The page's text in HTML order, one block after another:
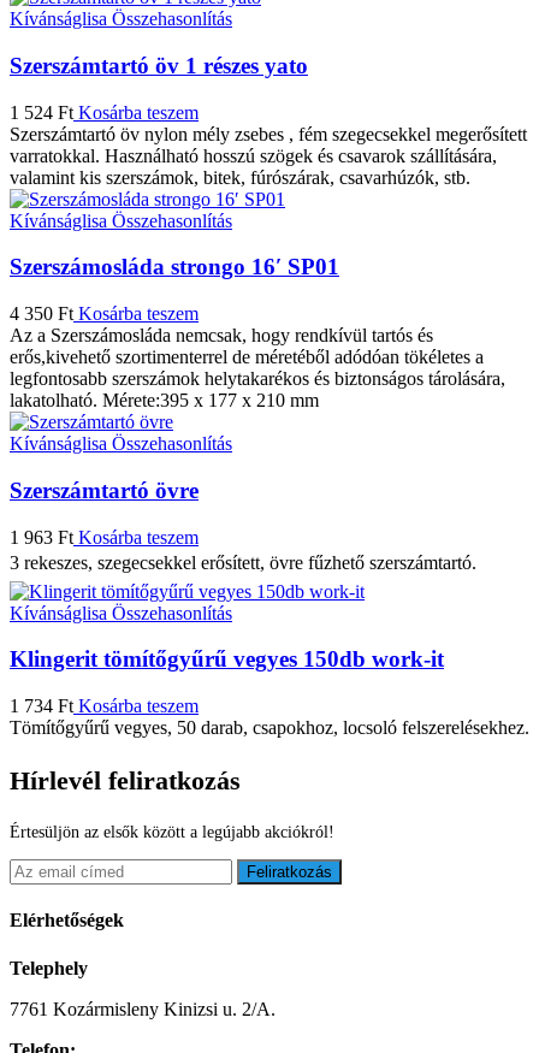
Kívánságlisa Összehasonlítás
Szerszámtartó öv 1 részes yato
1 524 Ft Kosárba teszem
Szerszámtartó öv nylon mély zsebes , fém szegecsekkel megerősített
varratokkal. Használható hosszú szögek és csavarok szállítására,
valamint kis szerszámok, bitek, fúrószárak, csavarhúzók, stb.
Kívánságlisa Összehasonlítás
Szerszámosláda strongo 16′ SP01
4 350 Ft Kosárba teszem
Az a Szerszámosláda nemcsak, hogy rendkívül tartós és
erős,kivehető szortimenterrel de méretéből adódóan tökéletes a
legfontosabb szerszámok helytakarékos és biztonságos tárolására,
lakatolható. Mérete:395 x 177 x 210 mm
Kívánságlisa Összehasonlítás
Szerszámtartó övre
1 963 Ft Kosárba teszem
3 rekeszes, szegecsekkel erősített, övre fűzhető szerszámtartó.
Kívánságlisa Összehasonlítás
Klingerit tömítőgyűrű vegyes 150db work-it
1 734 Ft Kosárba teszem
Tömítőgyűrű vegyes, 50 darab, csapokhoz, locsoló felszerelésekhez.
Hírlevél feliratkozás
Értesüljön az elsők között a legújabb akciókról!
Feliratkozás
Elérhetőségek
Telephely
7761 Kozármisleny Kinizsi u. 2/A.